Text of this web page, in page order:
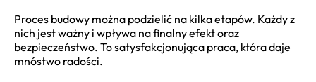
Proces budowy można podzielić na kilka etapów. Każdy z
nich jest ważny i wpływa na finalny efekt oraz
bezpieczeństwo. To satysfakcjonująca praca, która daje
mnóstwo radości.